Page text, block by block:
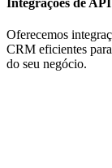
Oferecemos
CRM eficientes
do seu negócio.